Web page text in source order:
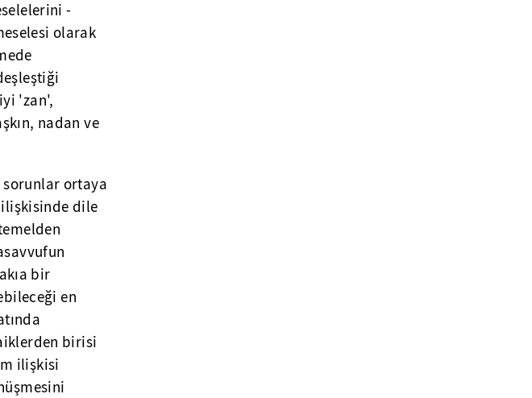
-
olarak
'zan',
nadan ve
sorunlar ortaya
ilişkisinde dile
bir
en
birisi
ilişkisi